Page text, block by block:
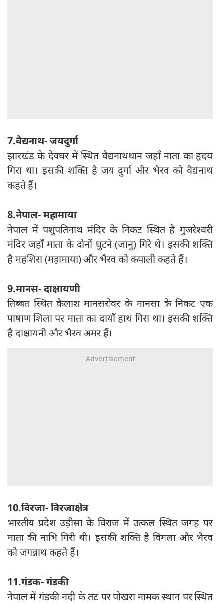
7.वैद्यनाथ- जयदुर्गा
झारखंड के देवघर में स्थित वैद्यनाथधाम जहाँ माता का हृदय
गिरा था। इसकी शक्ति है जय दुर्गा और भैरव को वैद्यनाथ
कहते हैं।
8.नेपाल- महामाया
नेपाल में पशुपतिनाथ मंदिर के निकट स्‍थित है गुजरेश्वरी
मंदिर जहाँ माता के दोनों घुटने (जानु) गिरे थे। इसकी शक्ति
है महशिरा (महामाया) और भैरव को कपाली कहते हैं।
9.मानस- दाक्षायणी
तिब्बत स्थित कैलाश मानसरोवर के मानसा के निकट एक
पाषाण शिला पर माता का दायाँ हाथ गिरा था। इसकी शक्ति
है दाक्षायनी और भैरव अमर हैं।
10.विरजा- विरजाक्षेत्र
भारतीय प्रदेश उड़ीसा के विराज में उत्कल स्थित जगह पर
माता की नाभि गिरी थी। इसकी शक्ति है विमला और भैरव
को जगन्नाथ कहते हैं।
11.गंडक- गंडकी
नेपाल में गंडकी नदी के तट पर पोखरा नामक स्थान पर स्थित